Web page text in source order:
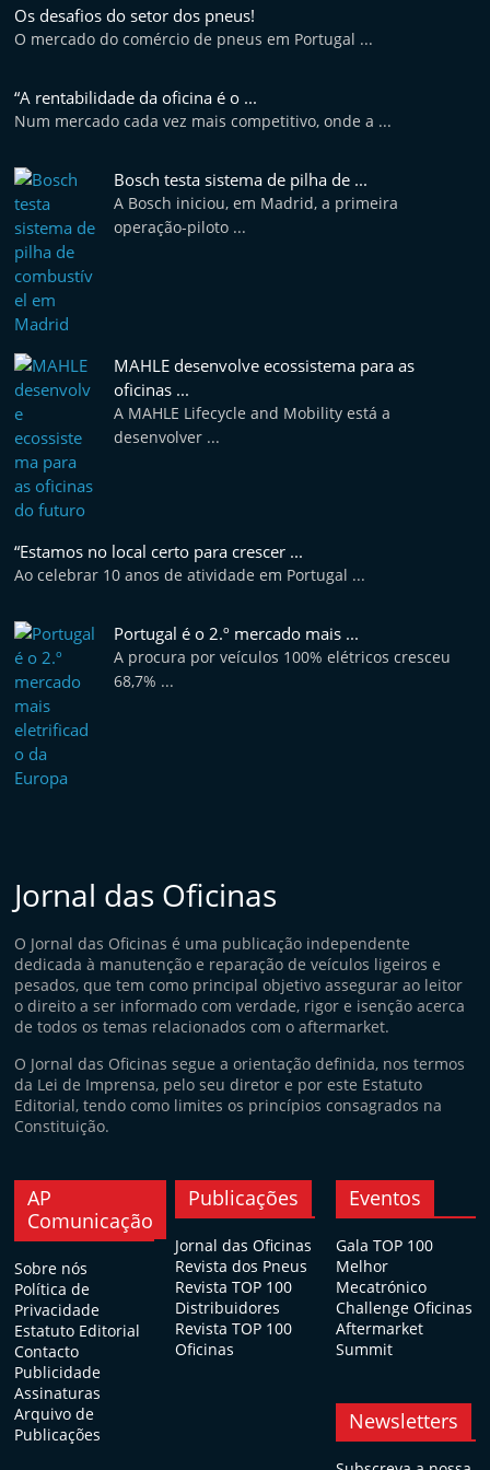
Os desafios do setor dos pneus!
O mercado do comércio de pneus em Portugal ...
“A rentabilidade da oficina é o ...
Num mercado cada vez mais competitivo, onde a ...
Bosch testa sistema de pilha de ...
A Bosch iniciou, em Madrid, a primeira
operação-piloto ...
MAHLE desenvolve ecossistema para as
oficinas ...
A MAHLE Lifecycle and Mobility está a
desenvolver ...
“Estamos no local certo para crescer ...
Ao celebrar 10 anos de atividade em Portugal ...
Portugal é o 2.º mercado mais ...
A procura por veículos 100% elétricos cresceu
68,7% ...
Jornal das Oficinas
O Jornal das Oficinas é uma publicação independente
dedicada à manutenção e reparação de veículos ligeiros e
pesados, que tem como principal objetivo assegurar ao leitor
o direito a ser informado com verdade, rigor e isenção acerca
de todos os temas relacionados com o aftermarket.
O Jornal das Oficinas segue a orientação definida, nos termos
da Lei de Imprensa, pelo seu diretor e por este Estatuto
Editorial, tendo como limites os princípios consagrados na
Constituição.
AP
Comunicação
Sobre nós
Política de
Privacidade
Estatuto Editorial
Contacto
Publicidade
Assinaturas
Arquivo de
Publicações
Publicações
Jornal das Oficinas
Revista dos Pneus
Revista TOP 100
Distribuidores
Revista TOP 100
Oficinas
Eventos
Gala TOP 100
Melhor
Mecatrónico
Challenge Oficinas
Aftermarket
Summit
Newsletters